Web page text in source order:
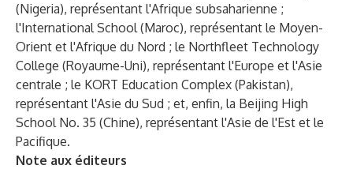
(Nigeria), représentant l'Afrique subsaharienne ;
l'International School (Maroc), représentant le Moyen-
Orient et l'Afrique du Nord ; le Northfleet Technology
College (Royaume-Uni), représentant l'Europe et l'Asie
centrale ; le KORT Education Complex (Pakistan),
représentant l'Asie du Sud ; et, enfin, la Beijing High
School No. 35 (Chine), représentant l'Asie de l'Est et le
Pacifique.
Note aux éditeurs